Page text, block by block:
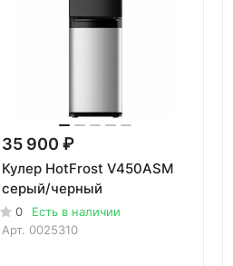
35 900 ₽
Кулер HotFrost V450ASM
серый/черный
0
Есть в наличии
Арт. 0025310